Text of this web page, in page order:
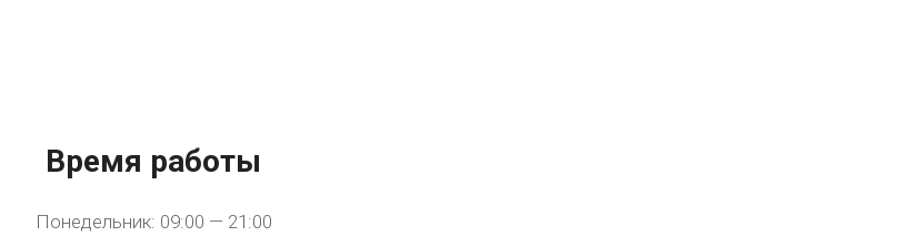
Время работы
Понедельник: 09:00 — 21:00